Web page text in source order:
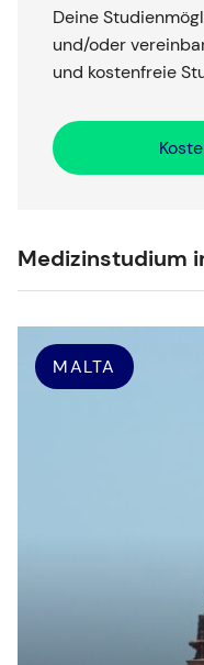
Deine
und/oder
und kostenfreie
Medizinstudium
MALTA